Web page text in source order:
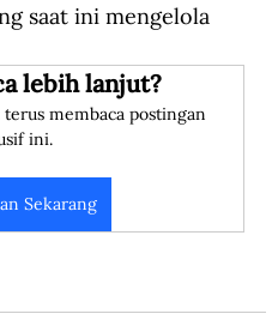
saat ini mengelola
lebih lanjut?
membaca postingan
ini.
Sekarang